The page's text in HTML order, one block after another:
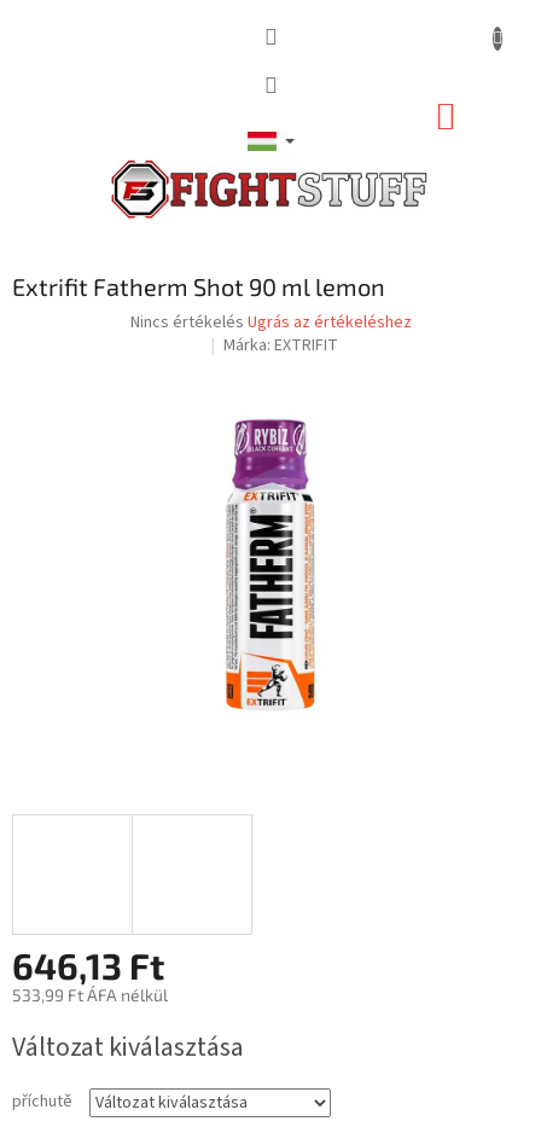
Extrifit Fatherm Shot 90 ml lemon
A
Nincs értékelés Ugrás az értékeléshez
Márka: EXTRIFIT
646,13 Ft
533,99 Ft ÁFA nélkül
Változat kiválasztása
příchutě